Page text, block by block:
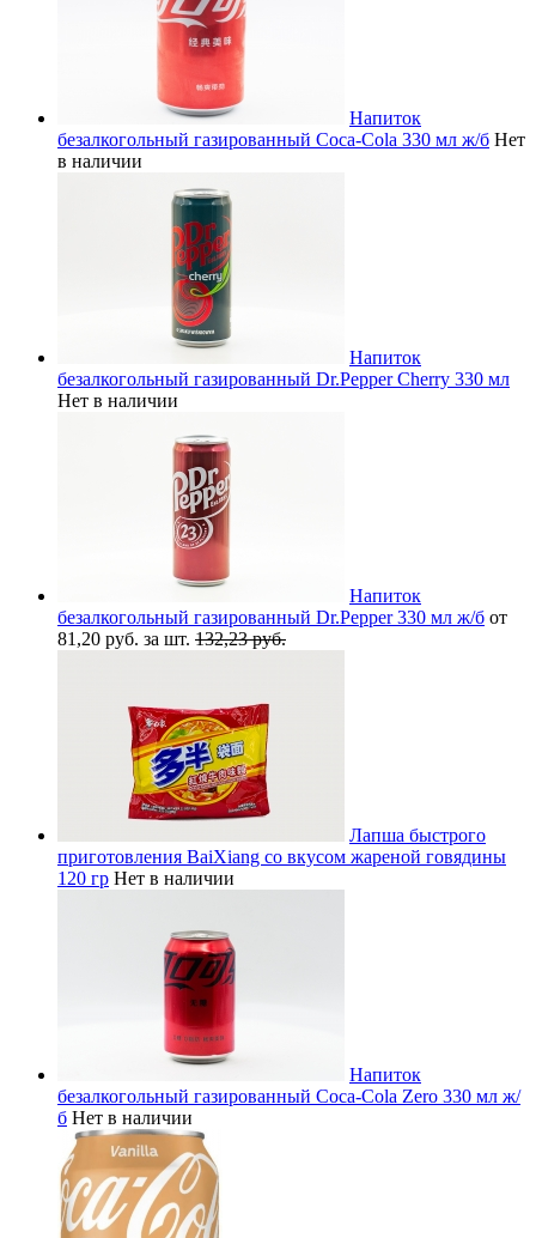
Напиток
безалкогольный газированный Coca-Cola 330 мл ж/б Нет
в наличии
Напиток
безалкогольный газированный Dr.Pepper Cherry 330 мл
Нет в наличии
Напиток
безалкогольный газированный Dr.Pepper 330 мл ж/б от
81,20 руб. за шт. 132,23 руб.
Лапша быстрого
приготовления BaiXiang со вкусом жареной говядины
120 гр Нет в наличии
Напиток
безалкогольный газированный Coca-Cola Zero 330 мл ж/
б Нет в наличии